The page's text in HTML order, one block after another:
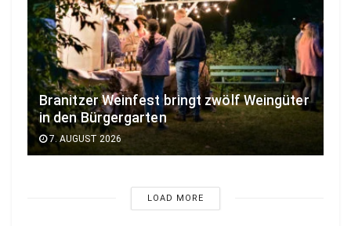
Branitzer Weinfest bringt zwölf Weingüter
in den Bürgergarten
7. AUGUST 2026
LOAD MORE